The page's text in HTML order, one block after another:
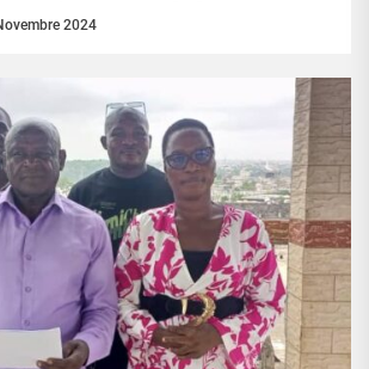
et son dévouement...
2024